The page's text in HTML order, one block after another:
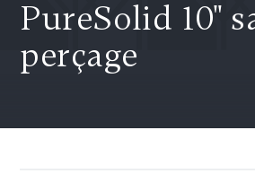
PureSolid 10"
perçage